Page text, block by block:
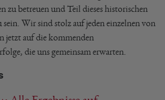
zu betreuen und Teil dieses historischen
Wir sind stolz auf jeden einzelnen von
jetzt auf die kommenden
die uns gemeinsam erwarten.